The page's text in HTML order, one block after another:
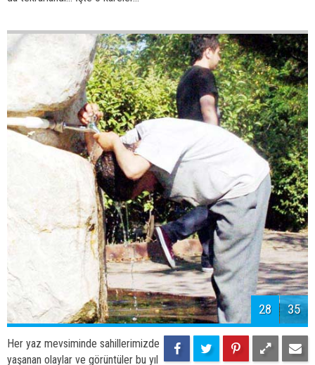
30 35
Her yaz mevsiminde sahillerimizde
yaşanan olaylar ve görüntüler bu yıl
da tekrarlandı... İşte o kareler...